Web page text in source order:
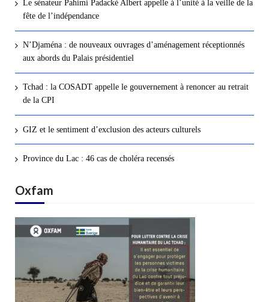
Le sénateur Pahimi Padacké Albert appelle à l’unité à la veille de la
fête de l’indépendance
N’Djaména : de nouveaux ouvrages d’aménagement réceptionnés
aux abords du Palais présidentiel
Tchad : la COSADT appelle le gouvernement à renoncer au retrait
de la CPI
GIZ et le sentiment d’exclusion des acteurs culturels
Province du Lac : 46 cas de choléra recensés
Oxfam